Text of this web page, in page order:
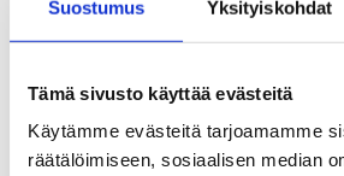
Suostumus Yksityiskohdat
Tämä sivusto käyttää evästeitä
Käytämme evästeitä tarjoamamme
räätälöimiseen, sosiaalisen median